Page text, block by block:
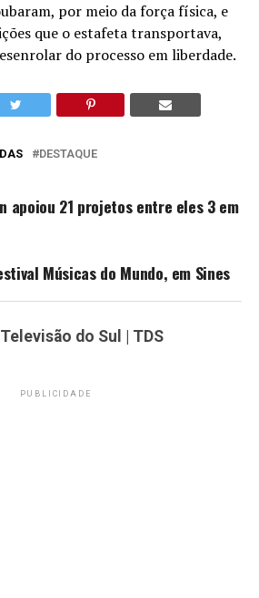
por meio da força física, e
que o estafeta transportava,
do processo em liberdade.
DESTAQUE
apoiou 21 projetos entre eles 3 em
Músicas do Mundo, em Sines
do Sul | TDS
PUBLICIDADE